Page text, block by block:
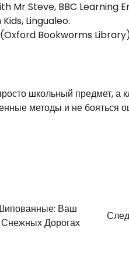
Mr Steve, BBC Learning
Lingualeo.
Bookworms
школьный предмет,
методы и не
Ваш
Дорогах